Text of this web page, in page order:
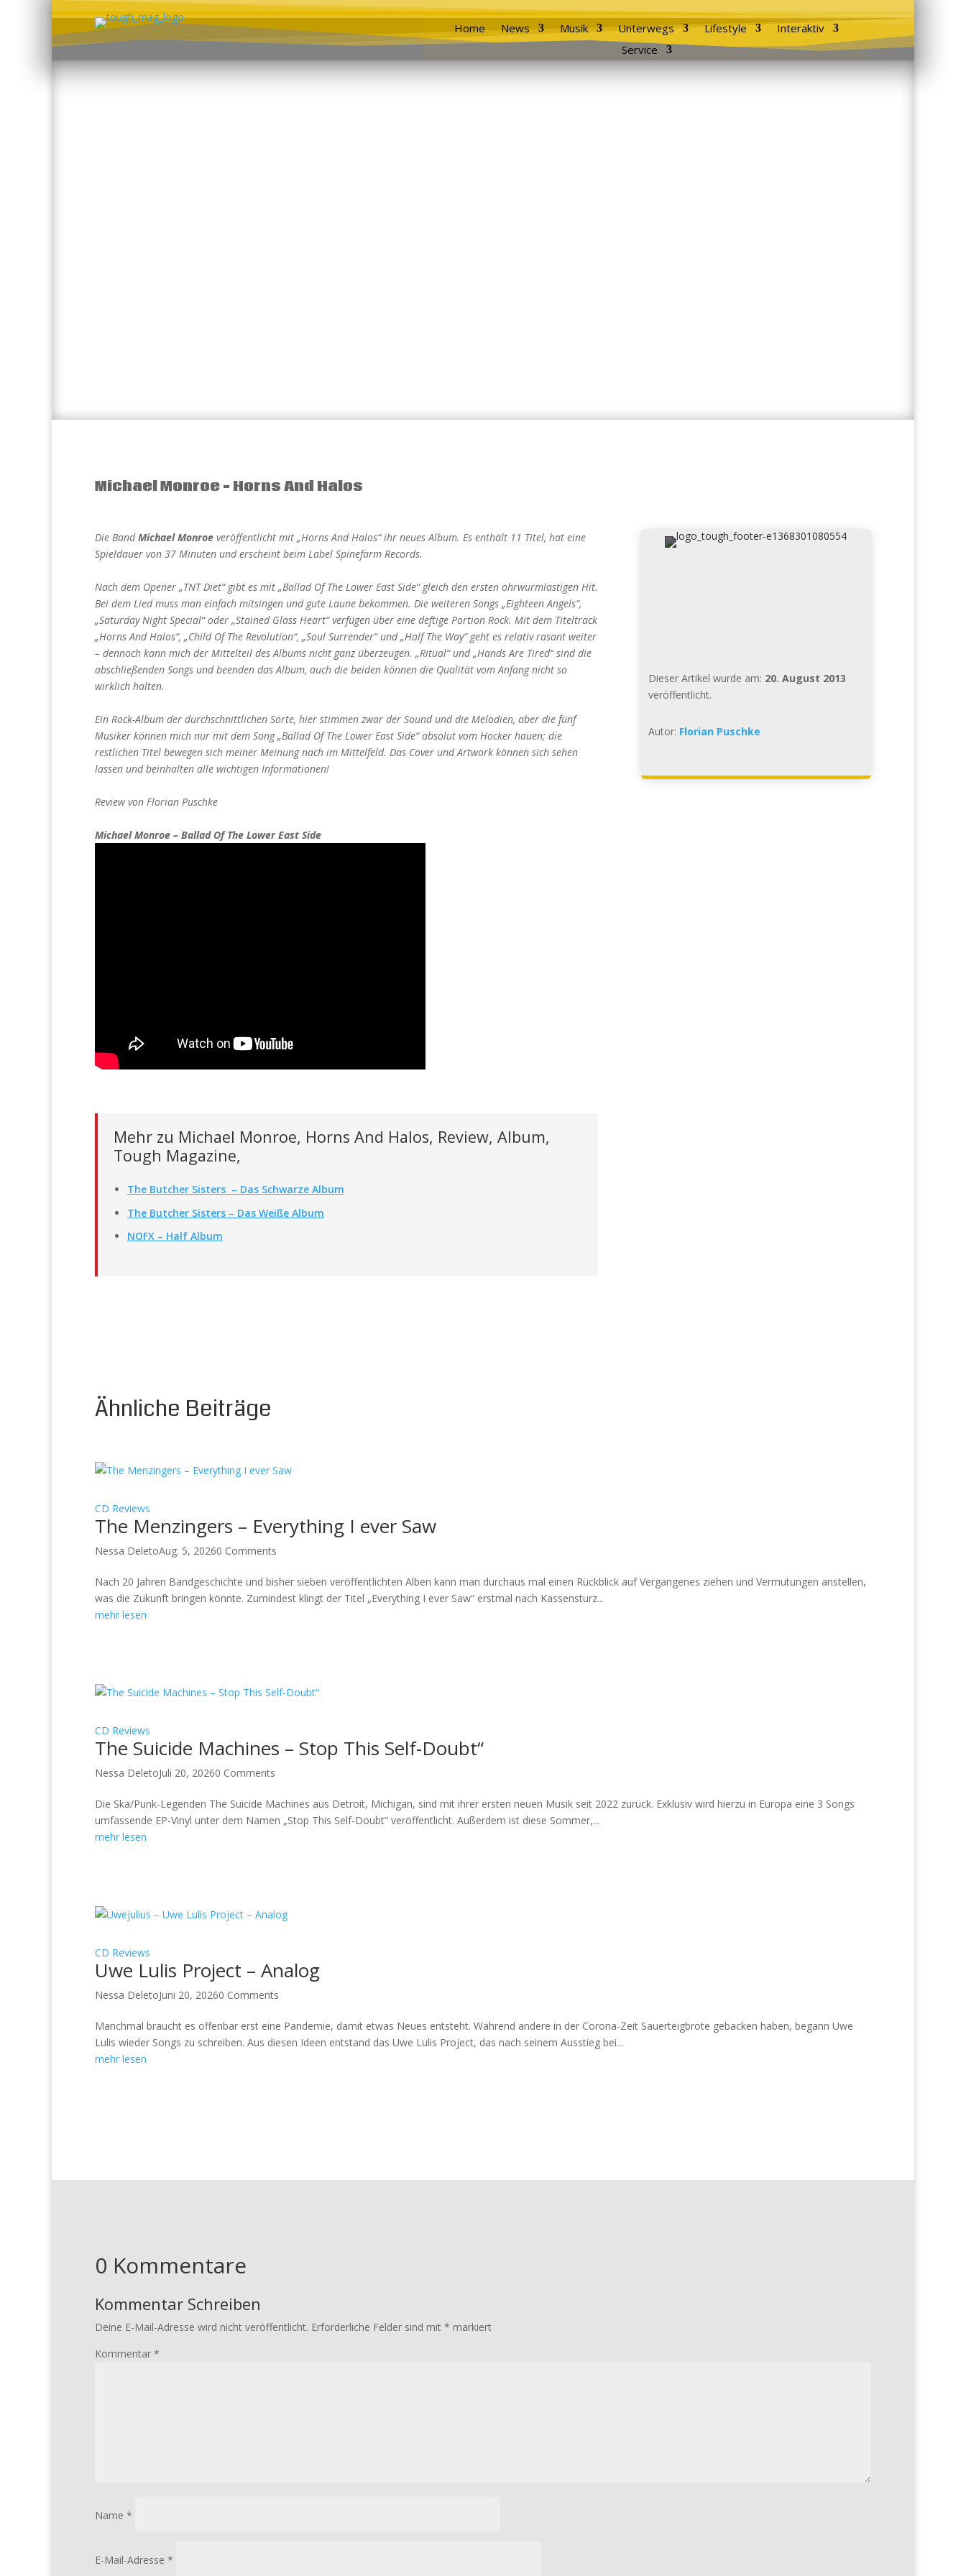
Home News Musik Unterwegs Lifestyle
Interaktiv
Service
Michael Monroe – Horns And Halos
Die BandMichael Monroe veröffentlicht mit „Horns And Halos“ ihr neues Album. Es enthält 11 Titel, hat eine
Spieldauer von 37 Minuten und erscheint beim Label Spinefarm Records.
Nach dem Opener „TNT Diet“ gibt es mit „Ballad Of The Lower East Side“ gleich den ersten ohrwurmlastigen Hit.
Bei dem Lied muss man einfach mitsingen und gute Laune bekommen. Die weiteren Songs „Eighteen Angels“,
„Saturday Night Special“ oder „Stained Glass Heart“ verfügen über eine deftige Portion Rock. Mit dem Titeltrack
„Horns And Halos“, „Child Of The Revolution“, „Soul Surrender“ und „Half The Way“ geht es relativ rasant weiter
– dennoch kann mich der Mittelteil des Albums nicht ganz überzeugen. „Ritual“ und „Hands Are Tired“ sind die
abschließenden Songs und beenden das Album, auch die beiden können die Qualität vom Anfang nicht so
wirklich halten.
Ein Rock-Album der durchschnittlichen Sorte, hier stimmen zwar der Sound und die Melodien, aber die fünf
Musiker können mich nur mit dem Song „Ballad Of The Lower East Side“ absolut vom Hocker hauen; die
restlichen Titel bewegen sich meiner Meinung nach im Mittelfeld. Das Cover und Artwork können sich sehen
lassen und beinhalten alle wichtigen Informationen!
Review von Florian Puschke
Michael Monroe – Ballad Of The Lower East Side
Mehr zu Michael Monroe, Horns And Halos, Review, Album,
Tough Magazine,
The Butcher Sisters – Das Schwarze Album
The Butcher Sisters – Das Weiße Album
NOFX – Half Album
Dieser Artikel wurde am: 20. August 2013
veröffentlicht.
Autor: Florian Puschke
Ähnliche Beiträge
CD Reviews
The Menzingers – Everything I ever Saw
Nessa DeletoAug. 5, 20260 Comments
Nach 20 Jahren Bandgeschichte und bisher sieben veröffentlichten Alben kann man durchaus mal einen Rückblick auf Vergangenes ziehen und Vermutungen anstellen,
was die Zukunft bringen könnte. Zumindest klingt der Titel „Everything I ever Saw“ erstmal nach Kassensturz...
mehr lesen
CD Reviews
The Suicide Machines – Stop This Self-Doubt“
Nessa DeletoJuli 20, 20260 Comments
Die Ska/Punk-Legenden The Suicide Machines aus Detroit, Michigan, sind mit ihrer ersten neuen Musik seit 2022 zurück. Exklusiv wird hierzu in Europa eine 3 Songs
umfassende EP-Vinyl unter dem Namen „Stop This Self-Doubt“ veröffentlicht. Außerdem ist diese Sommer,...
mehr lesen
CD Reviews
Uwe Lulis Project – Analog
Nessa DeletoJuni 20, 20260 Comments
Manchmal braucht es offenbar erst eine Pandemie, damit etwas Neues entsteht. Während andere in der Corona-Zeit Sauerteigbrote gebacken haben, begann Uwe
Lulis wieder Songs zu schreiben. Aus diesen Ideen entstand das Uwe Lulis Project, das nach seinem Ausstieg bei...
mehr lesen
0 Kommentare
Kommentar Schreiben
Deine E-Mail-Adresse wird nicht veröffentlicht. Erforderliche Felder sind mit * markiert
Kommentar *
Name *
E-Mail-Adresse *